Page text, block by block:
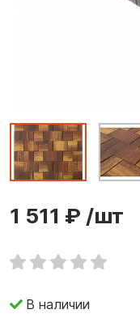
1 511 ₽ /шт
В наличии